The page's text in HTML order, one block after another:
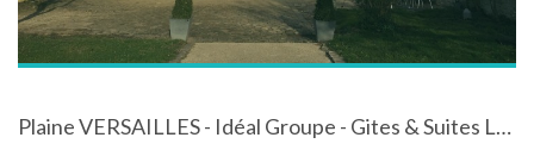
Plaine VERSAILLES - Idéal Groupe - Gites & Suites LA VILLA MOULIN de CHAMPIE